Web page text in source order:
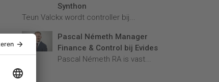
Synthon
Teun Valckx wordt controller bij...
Pascal Németh Manager
Finance & Control bij Evides
Pascal Németh RA is vast...